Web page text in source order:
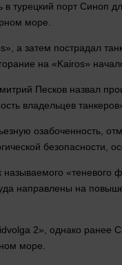
турецкий порт Синоп
море.
а затем пострадал
на «Kairos»
Песков назвал
владельцев
озабоченность,
безопасности,
называемого «теневого
направлены на
2», однако ранее
море.